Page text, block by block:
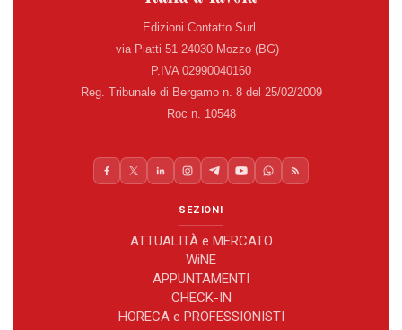
Edizioni Contatto Surl
via Piatti 51 24030 Mozzo (BG)
P.IVA 02990040160
Reg. Tribunale di Bergamo n. 8 del 25/02/2009
Roc n. 10548
SEZIONI
ATTUALITÀ e MERCATO
WiNE
APPUNTAMENTI
CHECK-IN
HORECA e PROFESSIONISTI